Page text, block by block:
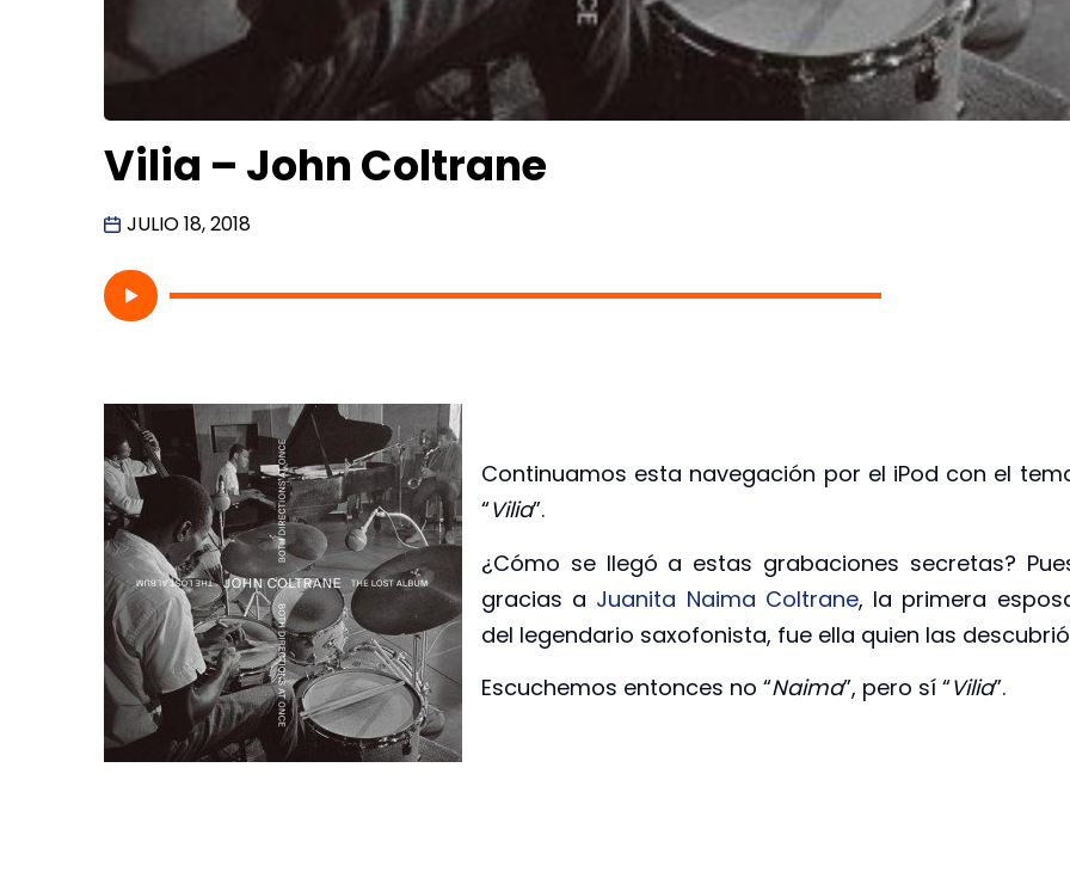
Vilia – John Coltrane
JULIO 18, 2018
Continuamos esta navegación por el iPod con el
“Vilia”.
¿Cómo se llegó a estas grabaciones secretas?
gracias a Juanita Naima Coltrane, la primera
del legendario saxofonista, fue ella quien las
Escuchemos entonces no “Naima”, pero sí “Vilia”.